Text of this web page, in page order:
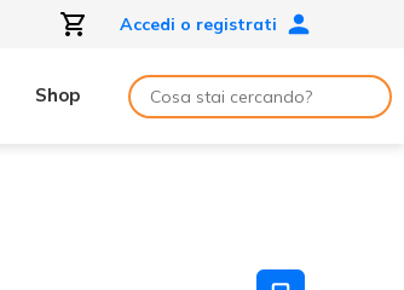
Accedi o registrati
Shop